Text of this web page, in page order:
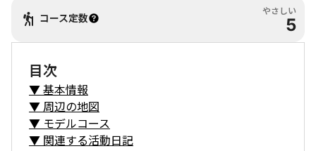
コース定数
やさしい
5
目次
▼基本情報
▼ 周辺の地図
▼ モデルコース
▼ 関連する活動日記